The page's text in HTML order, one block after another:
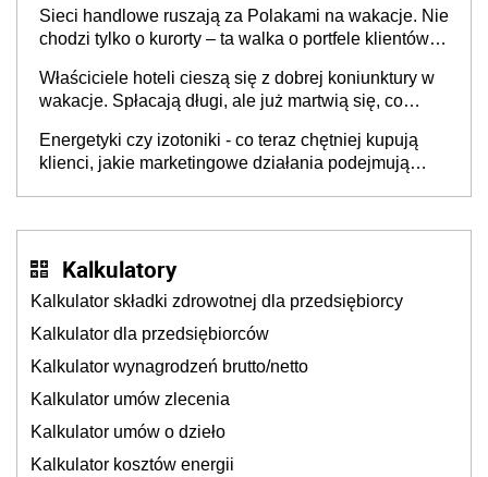
Sieci handlowe ruszają za Polakami na wakacje. Nie
chodzi tylko o kurorty – ta walka o portfele klientów
cichu
Właściciele hoteli cieszą się z dobrej koniunktury w
wakacje. Spłacają długi, ale już martwią się, co
Energetyki czy izotoniki - co teraz chętniej kupują
klienci, jakie marketingowe działania podejmują
Kalkulatory
Kalkulator składki zdrowotnej dla przedsiębiorcy
Kalkulator dla przedsiębiorców
Kalkulator wynagrodzeń brutto/netto
Kalkulator umów zlecenia
Kalkulator umów o dzieło
Kalkulator kosztów energii